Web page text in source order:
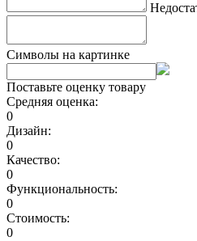
Символы на картинке
Поставьте оценку товару
Средняя оценка:
0
Дизайн:
0
Качество:
0
Функциональность:
0
Стоимость:
0